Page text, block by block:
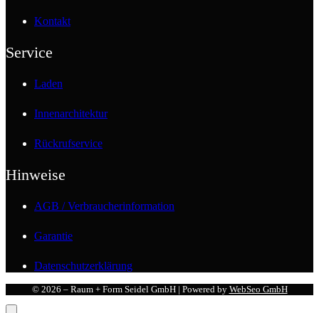
Kontakt
Service
Laden
Innenarchitektur
Rückrufservice
Hinweise
AGB / Verbraucherinformation
Garantie
Datenschutzerklärung
© 2026 – Raum + Form Seidel GmbH | Powered by WebSeo GmbH